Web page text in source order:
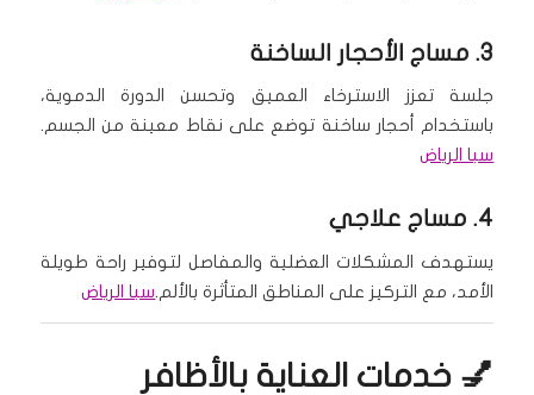
3. مساج الأحجار الساخنة
جلسة تعزز الاسترخاء العميق وتحسن الدورة الدموية،
باستخدام أحجار ساخنة توضع على نقاط معينة من الجسم.
سبا الرياض
4. مساج علاجي
يستهدف المشكلات العضلية والمفاصل لتوفير راحة طويلة
الأمد، مع التركيز على المناطق المتأثرة بالألم.سبا الرياض
💅 خدمات العناية بالأظافر